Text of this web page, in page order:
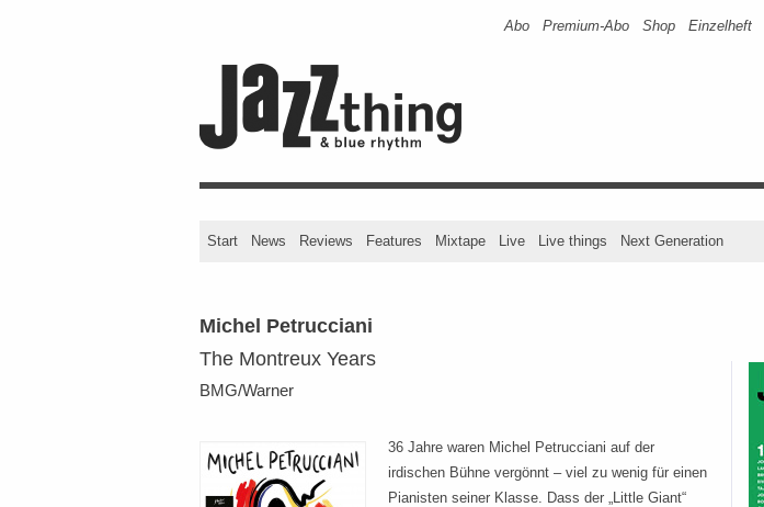
Abo Premium-Abo Shop Einzelheft
Start News Reviews Features Mixtape Live Live things Next Generation
Michel Petrucciani
The Montreux Years
BMG/Warner
36 Jahre waren Michel Petrucciani auf der
irdischen Bühne vergönnt – viel zu wenig für einen
Pianisten seiner Klasse. Dass der „Little Giant“